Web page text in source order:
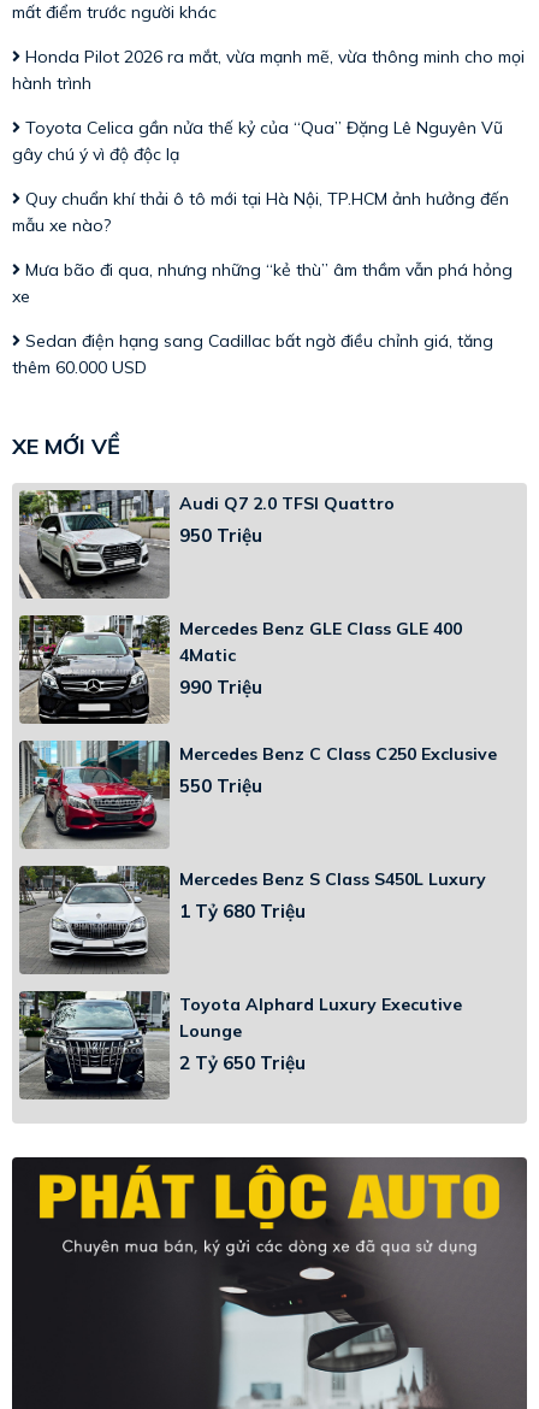
mất điểm trước người khác
Honda Pilot 2026 ra mắt, vừa mạnh mẽ, vừa thông minh cho mọi
hành trình
Toyota Celica gần nửa thế kỷ của “Qua” Đặng Lê Nguyên Vũ
gây chú ý vì độ độc lạ
Quy chuẩn khí thải ô tô mới tại Hà Nội, TP.HCM ảnh hưởng đến
mẫu xe nào?
Mưa bão đi qua, nhưng những “kẻ thù” âm thầm vẫn phá hỏng
xe
Sedan điện hạng sang Cadillac bất ngờ điều chỉnh giá, tăng
thêm 60.000 USD
XE MỚI VỀ
Audi Q7 2.0 TFSI Quattro
950 Triệu
Mercedes Benz GLE Class GLE 400
4Matic
990 Triệu
Mercedes Benz C Class C250 Exclusive
550 Triệu
Mercedes Benz S Class S450L Luxury
1 Tỷ 680 Triệu
Toyota Alphard Luxury Executive
Lounge
2 Tỷ 650 Triệu